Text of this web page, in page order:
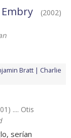
(2002)
Bratt
Charlie
.... Otis
serían